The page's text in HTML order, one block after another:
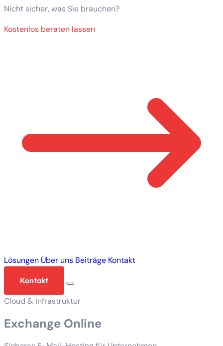
Nicht sicher, was Sie brauchen?
Kostenlos beraten lassen
Lösungen Über uns Beiträge Kontakt
Kontakt
Cloud & Infrastruktur
Exchange Online